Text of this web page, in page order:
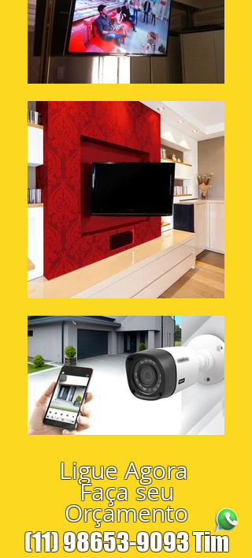
Ligue Agora
Faça seu
Orçamento
(11) 98653-9093Tim